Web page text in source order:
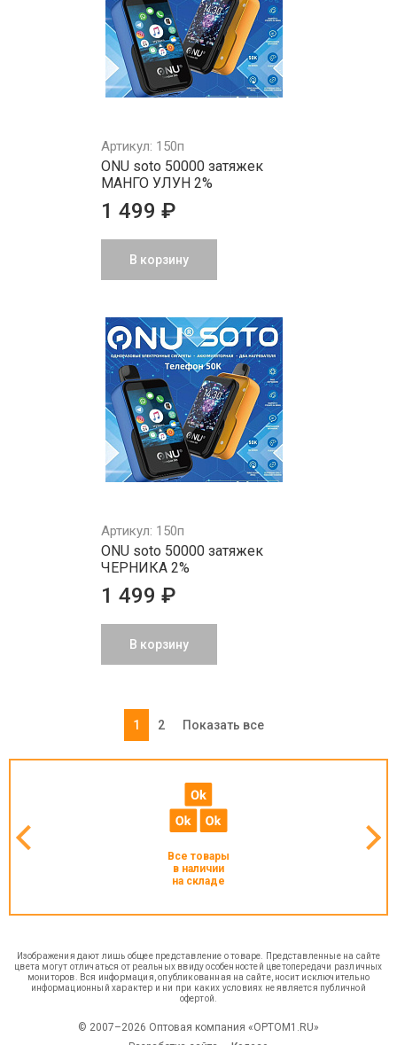
Артикул: 150п
ONU soto 50000 затяжек
МАНГО УЛУН 2%
1 499 ₽
В корзину
Артикул: 150п
ONU soto 50000 затяжек
ЧЕРНИКА 2%
1 499 ₽
В корзину
1 2 Показать все
Все товары
в наличии
на складе
Изображения дают лишь общее представление о товаре. Представленные на сайте
цвета могут отличаться от реальных ввиду особенностей цветопередачи различных
мониторов. Вся информация, опубликованная на сайте, носит исключительно
информационный характер и ни при каких условиях не является публичной
офертой.
© 2007–2026 Оптовая компания «OPTOM1.RU»